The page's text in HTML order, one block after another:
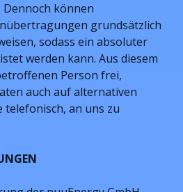
können
grundsätzlich
sodass ein absoluter
werden kann. Aus diesem
Person frei,
auch auf alternativen
telefonisch, an uns zu